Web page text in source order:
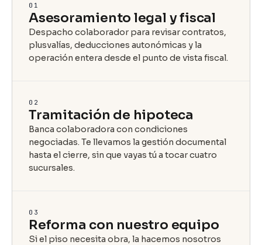
01
Asesoramiento legal y fiscal
Despacho colaborador para revisar contratos,
plusvalías, deducciones autonómicas y la
operación entera desde el punto de vista fiscal.
02
Tramitación de hipoteca
Banca colaboradora con condiciones
negociadas. Te llevamos la gestión documental
hasta el cierre, sin que vayas tú a tocar cuatro
sucursales.
03
Reforma con nuestro equipo
Si el piso necesita obra, la hacemos nosotros